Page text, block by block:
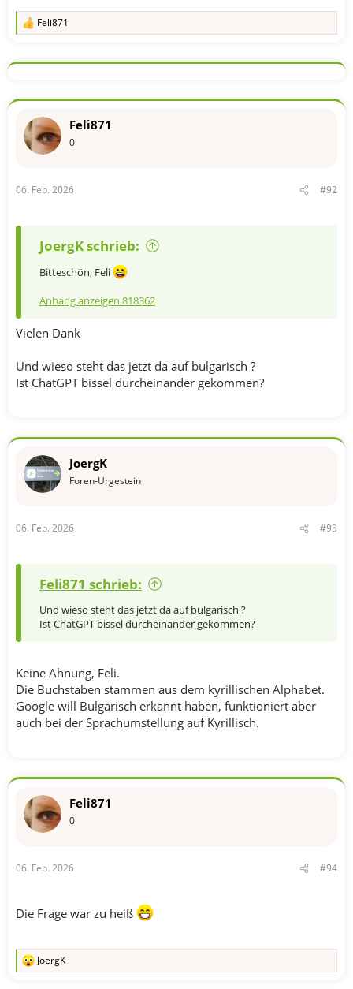
R
k
o
e
n
Feli871
Feli871
0
06. Feb. 2026 #92
JoergK schrieb:
Bitteschön, Feli
Anhang anzeigen 818362
Vielen Dank
Und wieso steht das jetzt da auf bulgarisch ?
Ist ChatGPT bissel durcheinander gekommen?
JoergK
Foren-Urgestein
06. Feb. 2026 #93
Feli871 schrieb:
Und wieso steht das jetzt da auf bulgarisch ?
Ist ChatGPT bissel durcheinander gekommen?
Keine Ahnung, Feli.
Die Buchstaben stammen aus dem kyrillischen Alphabet.
Google will Bulgarisch erkannt haben, funktioniert aber
auch bei der Sprachumstellung auf Kyrillisch.
Feli871
0
06. Feb. 2026 #94
Die Frage war zu heiß
R
JoergK